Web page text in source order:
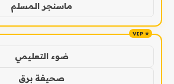
ماسنجر المسلم
ضوء التعليمي
صحيفة برق